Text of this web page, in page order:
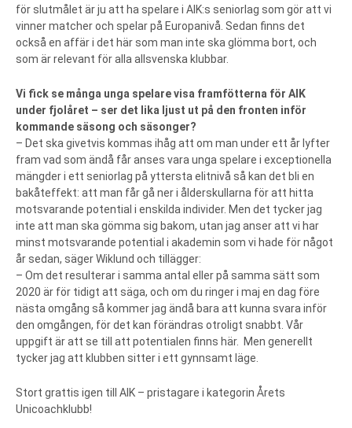
för slutmålet är ju att ha spelare i AIK:s seniorlag som gör att vi
vinner matcher och spelar på Europanivå. Sedan finns det
också en affär i det här som man inte ska glömma bort, och
som är relevant för alla allsvenska klubbar.
Vi fick se många unga spelare visa framfötterna för AIK
under fjolåret – ser det lika ljust ut på den fronten inför
kommande säsong och säsonger?
– Det ska givetvis kommas ihåg att om man under ett år lyfter
fram vad som ändå får anses vara unga spelare i exceptionella
mängder i ett seniorlag på yttersta elitnivå så kan det bli en
bakåteffekt: att man får gå ner i ålderskullarna för att hitta
motsvarande potential i enskilda individer. Men det tycker jag
inte att man ska gömma sig bakom, utan jag anser att vi har
minst motsvarande potential i akademin som vi hade för något
år sedan, säger Wiklund och tillägger:
– Om det resulterar i samma antal eller på samma sätt som
2020 är för tidigt att säga, och om du ringer i maj en dag före
nästa omgång så kommer jag ändå bara att kunna svara inför
den omgången, för det kan förändras otroligt snabbt. Vår
uppgift är att se till att potentialen finns här. Men generellt
tycker jag att klubben sitter i ett gynnsamt läge.
Stort grattis igen till AIK – pristagare i kategorin Årets
Unicoachklubb!